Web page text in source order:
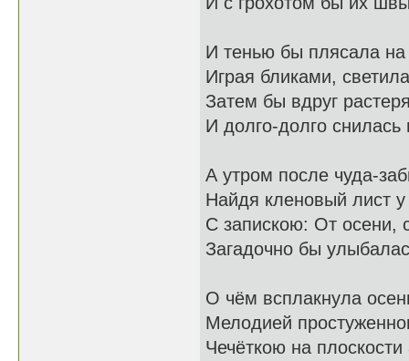
И тенью бы плясала на
Играя бликами,
Затем бы вдруг
И долго-долго
А утром после чуда-
Найдя кленовый лист у
С запискою: От осени,
Загадочно бы
О чём всплакнула
Мелодией
Чечёткою на